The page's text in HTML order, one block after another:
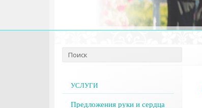
УСЛУГИ
Предложения руки и сердца